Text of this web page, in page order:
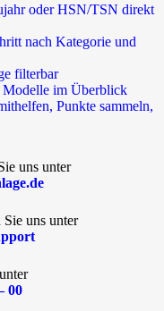
oder HSN/TSN direkt
nach Kategorie und
filterbar
im Überblick
Punkte sammeln,
uns unter
uns unter
00